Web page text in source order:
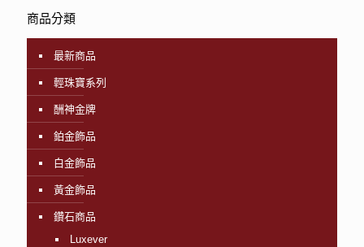
商品分類
最新商品
輕珠寶系列
酬神金牌
鉑金飾品
白金飾品
黃金飾品
鑽石商品
Luxever